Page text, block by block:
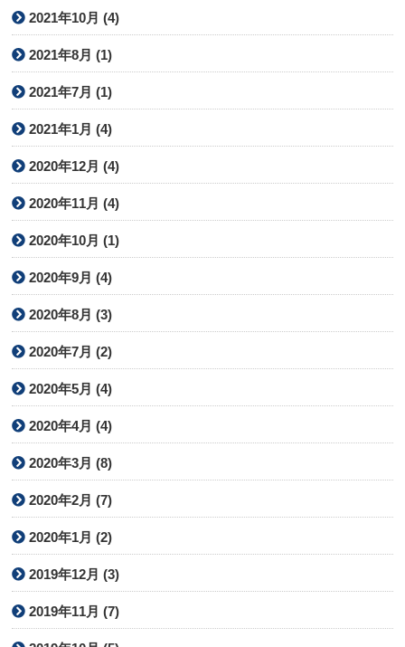
2021年10月 (4)
2021年8月 (1)
2021年7月 (1)
2021年1月 (4)
2020年12月 (4)
2020年11月 (4)
2020年10月 (1)
2020年9月 (4)
2020年8月 (3)
2020年7月 (2)
2020年5月 (4)
2020年4月 (4)
2020年3月 (8)
2020年2月 (7)
2020年1月 (2)
2019年12月 (3)
2019年11月 (7)